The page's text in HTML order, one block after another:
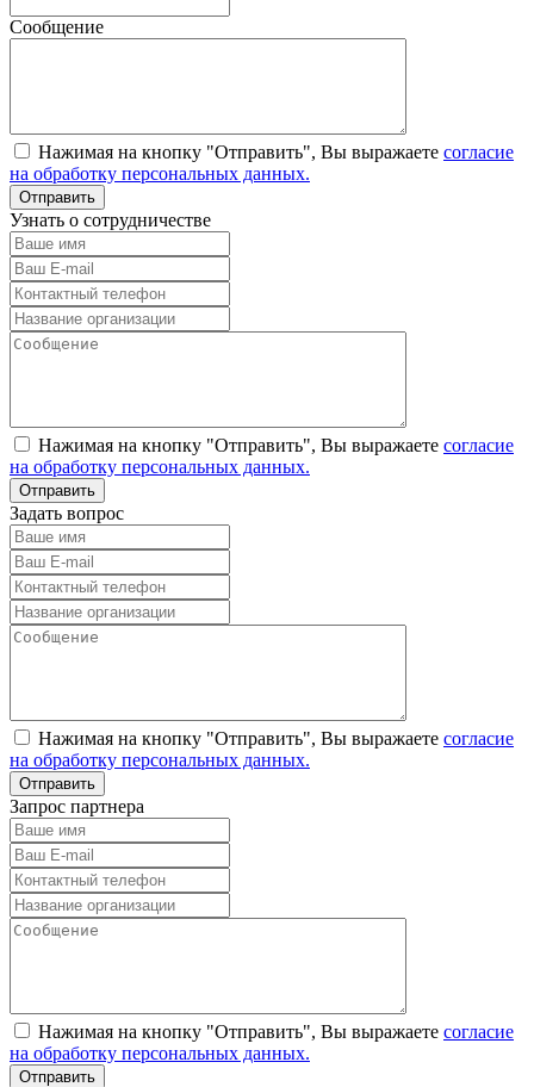
Сообщение
Нажимая на кнопку "Отправить", Вы выражаете согласие
на обработку персональных данных.
Узнать о сотрудничестве
Нажимая на кнопку "Отправить", Вы выражаете согласие
на обработку персональных данных.
Задать вопрос
Нажимая на кнопку "Отправить", Вы выражаете согласие
на обработку персональных данных.
Запрос партнера
Нажимая на кнопку "Отправить", Вы выражаете согласие
на обработку персональных данных.